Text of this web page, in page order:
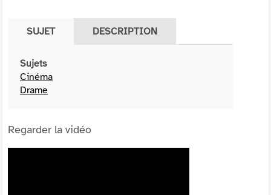
SUJET DESCRIPTION
Sujets
Cinéma
Drame
Regarder la vidéo